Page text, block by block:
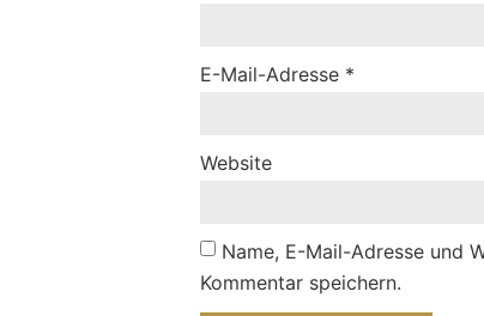
E-Mail-Adresse *
Website
Name, E-Mail-Adresse und
Kommentar speichern.